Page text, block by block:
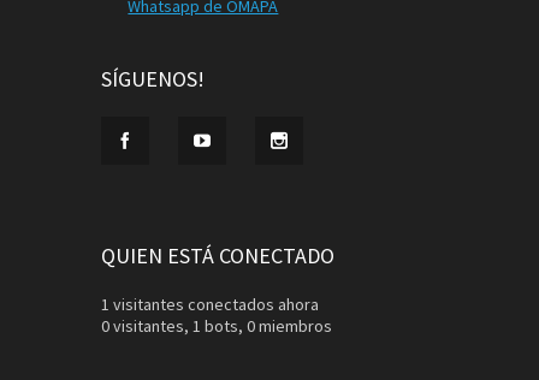
Whatsapp de OMAPA
SÍGUENOS!
QUIEN ESTÁ CONECTADO
1 visitantes conectados ahora
0 visitantes, 1 bots, 0 miembros